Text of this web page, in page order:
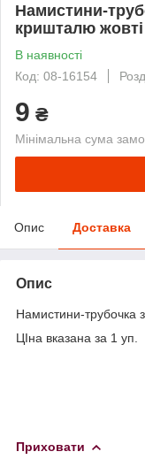
Намистини-
кришталю
В наявності
Код: 08-16154
9 ₴
Мінімальна сума
Опис Доставка
Опис
Намистини-трубочка
ЦІна вказана за 1 уп.
Приховати